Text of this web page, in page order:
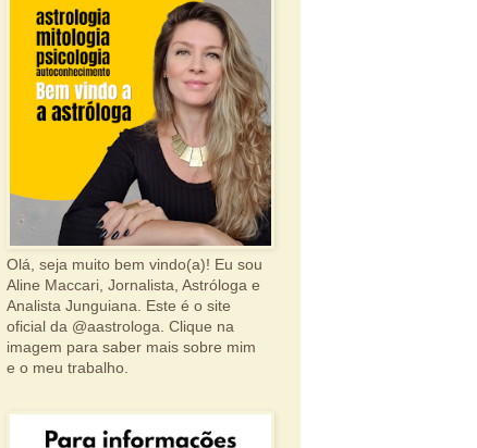
Olá, seja muito bem vindo(a)! Eu sou
Aline Maccari, Jornalista, Astróloga e
Analista Junguiana. Este é o site
oficial da @aastrologa. Clique na
imagem para saber mais sobre mim
e o meu trabalho.